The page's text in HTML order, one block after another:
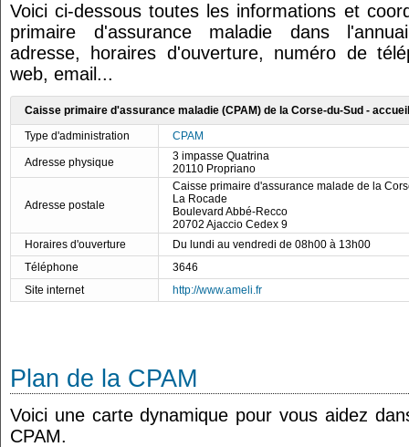
Voici ci-dessous toutes les informations et
primaire d'assurance maladie dans
adresse, horaires d'ouverture, numéro de
web, email...
Caisse primaire d'assurance maladie (CPAM) de la Corse-du-Sud -
Type d'administration
CPAM
Adresse physique
3 impasse Quatrina
20110 Propriano
Adresse postale
Caisse primaire d'assurance malade de la
La Rocade
Boulevard Abbé-Recco
20702 Ajaccio Cedex 9
Horaires d'ouverture
Du lundi au vendredi de 08h00 à 13h00
Téléphone
3646
Site internet
http://www.ameli.fr
Plan de la CPAM
Voici une carte dynamique pour vous aidez
CPAM.